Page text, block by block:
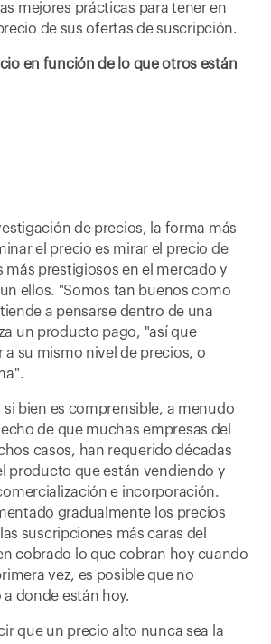
mejores prácticas para tener en
de sus ofertas de suscripción.
en función de lo que otros están
de precios, la forma más
el precio es mirar el precio de
más prestigiosos en el mercado y
ellos. "Somos tan buenos como
a pensarse dentro de una
un producto pago, "así que
a su mismo nivel de precios, o
si bien es comprensible, a menudo
de que muchas empresas del
casos, han requerido décadas
producto que están vendiendo y
e incorporación.
gradualmente los precios
suscripciones más caras del
cobrado lo que cobran hoy cuando
vez, es posible que no
donde están hoy.
que un precio alto nunca sea la